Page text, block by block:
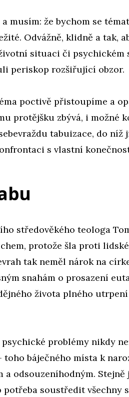
musím: že bychom se
Odvážně, klidně a tak,
situaci či psychickém
periskop rozšiřující obzor.
poctivě přistoupíme a
protějšku zbývá, i možné
tabuizace, do níž
s vlastní
středověkého teologa
protože šla proti
tak neměl nárok na
snahám o prosazení
života plného
problémy nikdy
báječného místa k
odsouzeníhodným. Stejně
potřeba soustředit všechny